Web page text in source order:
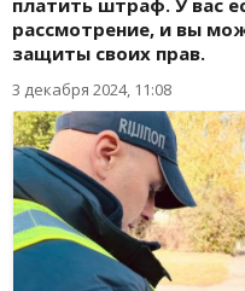
платить штраф. У вас
рассмотрение, и вы
защиты своих прав.
3 декабря 2024, 11:08